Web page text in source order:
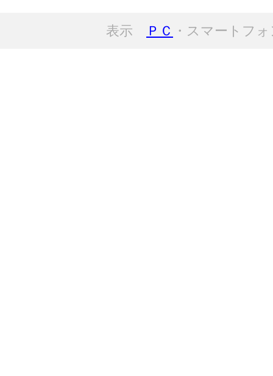
表示 ＰＣ ・スマートフ